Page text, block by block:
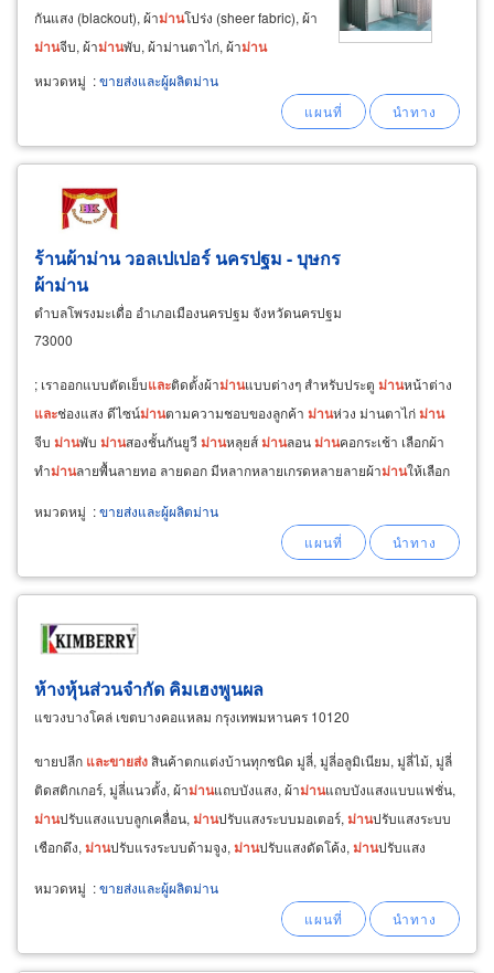
กันแสง (blackout), ผ้าม่านโปร่ง (sheer fabric), ผ้า
ม่านจีบ, ผ้าม่านพับ, ผ้าม่านตาไก่, ผ้าม่าน
ลอน,ม่าน ม้วน,ม่านปรับแสง, มู่ลี่,
หมวดหมู่ :ขายส่งและผู้ผลิตม่าน
ร้านผ้าม่าน วอลเปเปอร์ นครปฐม - บุษกร
ผ้าม่าน
ตำบลโพรงมะเดื่อ อำเภอเมืองนครปฐม จังหวัดนครปฐม
73000
; เราออกแบบตัดเย็บและติดตั้งผ้าม่านแบบต่างๆ สำหรับประตู ม่านหน้าต่าง
และช่องแสง ดีไซน์ม่านตามความชอบของลูกค้า ม่านห่วง ม่านตาไก่ม่าน
จีบ ม่านพับ ม่านสองชั้นกันยูวี ม่านหลุยส์ม่านลอนม่านคอกระเช้า เลือกผ้า
ทำม่านลายพื้นลายทอ ลายดอก มีหลากหลายเกรดหลายลายผ้าม่านให้เลือก
หมวดหมู่ :ขายส่งและผู้ผลิตม่าน
ห้างหุ้นส่วนจำกัด คิมเฮงพูนผล
แขวงบางโคล่ เขตบางคอแหลม กรุงเทพมหานคร 10120
ขายปลีก และขายส่งสินค้าตกแต่งบ้านทุกชนิด มู่ลี่, มู่ลี่อลูมิเนียม, มู่ลี่ไม้, มู่ลี่
ติดสติกเกอร์, มู่ลี่แนวตั้ง, ผ้าม่านแถบบังแสง, ผ้าม่านแถบบังแสงแบบแฟชั่น,
ม่านปรับแสงแบบลูกเคลื่อน, ม่านปรับแสงระบบมอเตอร์, ม่านปรับแสงระบบ
เชือกดึง, ม่านปรับแรงระบบด้ามจูง, ม่านปรับแสงดัดโค้ง, ม่านปรับแสง
หมวดหมู่ :ขายส่งและผู้ผลิตม่าน